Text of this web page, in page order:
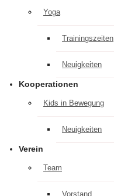
Yoga
Trainingszeiten
Neuigkeiten
Kooperationen
Kids in Bewegung
Neuigkeiten
Verein
Team
Vorstand